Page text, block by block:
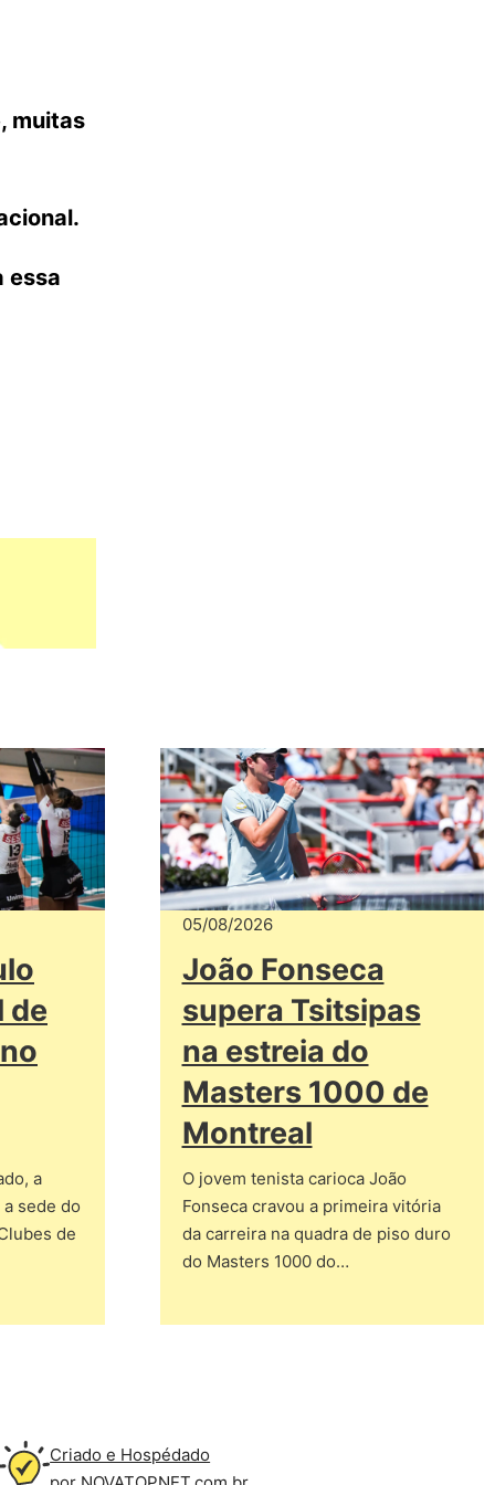
muitas
essa
de
a
sede do
de
05/08/2026
João Fonseca
supera Tsitsipas
na estreia do
Masters 1000 de
Montreal
O jovem tenista carioca João
Fonseca cravou a primeira vitória
da carreira na quadra de piso duro
do Masters 1000 do…
Criado e Hospédado